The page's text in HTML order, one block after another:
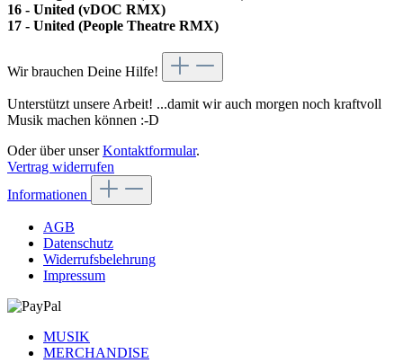
16 - United (vDOC RMX)
17 - United (People Theatre RMX)
Wir brauchen Deine Hilfe!
Unterstützt unsere Arbeit! ...damit wir auch morgen noch kraftvoll
Musik machen können :-D
Oder über unserKontaktformular.
Vertrag widerrufen
Informationen
AGB
Datenschutz
Widerrufsbelehrung
Impressum
MUSIK
MERCHANDISE